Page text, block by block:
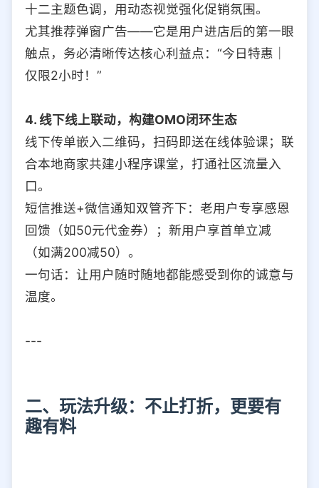
十二主题色调，用动态视觉强化促销氛围。
尤其推荐弹窗广告——它是用户进店后的第一眼
触点，务必清晰传达核心利益点：“今日特惠｜
仅限2小时！”
4. 线下线上联动，构建OMO闭环生态
线下传单嵌入二维码，扫码即送在线体验课；联
合本地商家共建小程序课堂，打通社区流量入
口。
短信推送+微信通知双管齐下：老用户专享感恩
回馈（如50元代金券）；新用户享首单立减
（如满200减50）。
一句话：让用户随时随地都能感受到你的诚意与
温度。
---
二、玩法升级：不止打折，更要有
趣有料